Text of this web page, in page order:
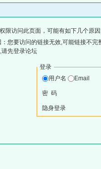
限访问此页面，可能有如下几个原
您要访问的链接无效,可能链接不完
先登录论坛
登录
用户名
Email
密 码
隐身登录